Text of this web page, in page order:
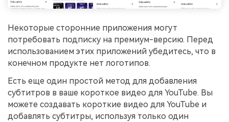
Некоторые сторонние приложения могут
потребовать подписку на премиум-версию. Перед
использованием этих приложений убедитесь, что в
конечном продукте нет логотипов.
Есть еще один простой метод для добавления
субтитров в ваше короткое видео для YouTube. Вы
можете создавать короткие видео для YouTube и
добавлять субтитры, используя только один